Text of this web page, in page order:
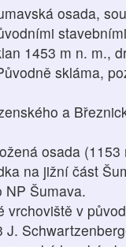
osada,
1453 m n. m.,
skláma,
a
osada
na jižní část
NP Šumava.
vrchoviště v